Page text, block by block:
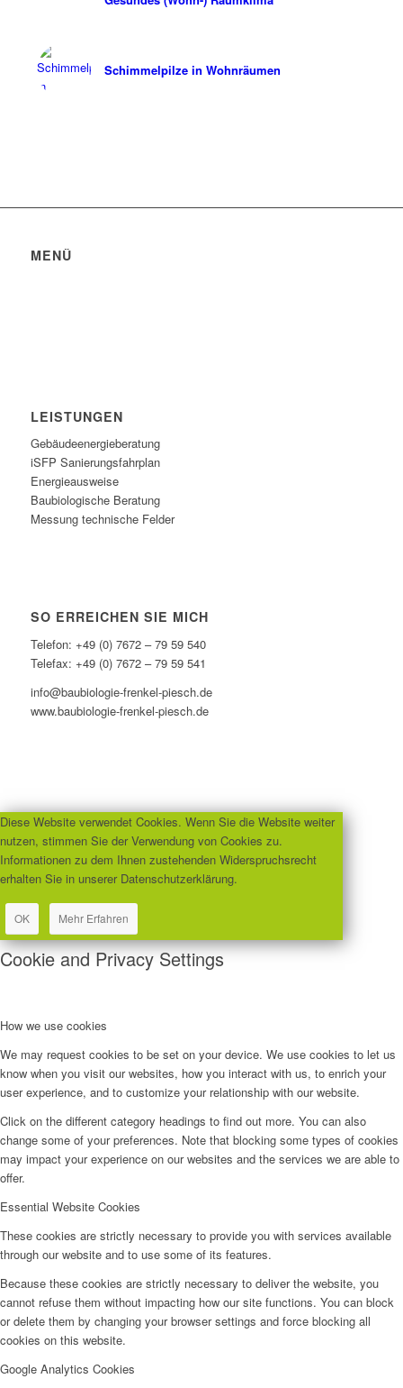
Schimmelpilze in Wohnräumen
MENÜ
LEISTUNGEN
Gebäudeenergieberatung
iSFP Sanierungsfahrplan
Energieausweise
Baubiologische Beratung
Messung technische Felder
SO ERREICHEN SIE MICH
Telefon: +49 (0) 7672 – 79 59 540
Telefax: +49 (0) 7672 – 79 59 541
info@baubiologie-frenkel-piesch.de
www.baubiologie-frenkel-piesch.de
Diese Website verwendet Cookies. Wenn Sie die Website weiter
nutzen, stimmen Sie der Verwendung von Cookies zu.
Informationen zu dem Ihnen zustehenden Widerspruchsrecht
erhalten Sie in unserer Datenschutzerklärung.
OK Mehr Erfahren
Cookie and Privacy Settings
How we use cookies
We may request cookies to be set on your device. We use cookies to let us
know when you visit our websites, how you interact with us, to enrich your
user experience, and to customize your relationship with our website.
Click on the different category headings to find out more. You can also
change some of your preferences. Note that blocking some types of cookies
may impact your experience on our websites and the services we are able to
offer.
Essential Website Cookies
These cookies are strictly necessary to provide you with services available
through our website and to use some of its features.
Because these cookies are strictly necessary to deliver the website, you
cannot refuse them without impacting how our site functions. You can block
or delete them by changing your browser settings and force blocking all
cookies on this website.
Google Analytics Cookies